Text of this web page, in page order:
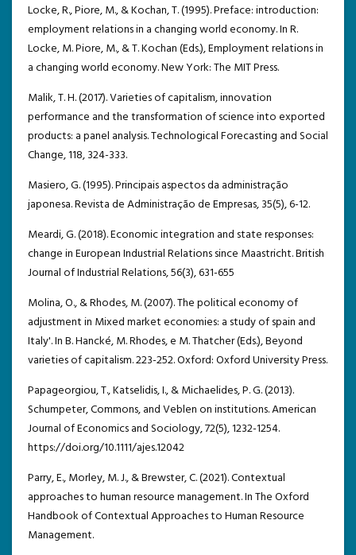
Locke, R., Piore, M., & Kochan, T. (1995). Preface: introduction:
employment relations in a changing world economy. In R.
Locke, M. Piore, M., & T. Kochan (Eds.), Employment relations in
a changing world economy. New York: The MIT Press.
Malik, T. H. (2017). Varieties of capitalism, innovation
performance and the transformation of science into exported
products: a panel analysis. Technological Forecasting and Social
Change, 118, 324-333.
Masiero, G. (1995). Principais aspectos da administração
japonesa. Revista de Administração de Empresas, 35(5), 6-12.
Meardi, G. (2018). Economic integration and state responses:
change in European Industrial Relations since Maastricht. British
Journal of Industrial Relations, 56(3), 631-655
Molina, O., & Rhodes, M. (2007). The political economy of
adjustment in Mixed market economies: a study of spain and
Italy'. In B. Hancké, M. Rhodes, e M. Thatcher (Eds.), Beyond
varieties of capitalism. 223-252. Oxford: Oxford University Press.
Papageorgiou, T., Katselidis, I., & Michaelides, P. G. (2013).
Schumpeter, Commons, and Veblen on institutions. American
Journal of Economics and Sociology, 72(5), 1232-1254.
https://doi.org/10.1111/ajes.12042
Parry, E., Morley, M. J., & Brewster, C. (2021). Contextual
approaches to human resource management. In The Oxford
Handbook of Contextual Approaches to Human Resource
Management.